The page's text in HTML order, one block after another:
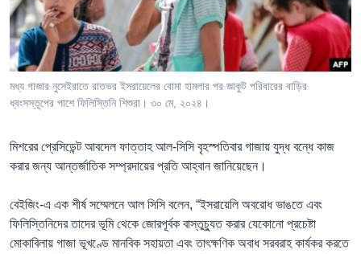
Learning English
FOLLOW US
অন্য ভাষায় ওয়েব সাইট
মধ্য গাজার নুসেইরাতে রাতভর ইসরায়েলের বোমা হামলার পর জাকুট পরিবারের বাড়ির
ধ্বংসস্তূপের পাশে ফিলিস্তিনি শিশুরা। ৩০ মে, ২০২৪।
মিশরের প্রেসিডেন্ট আবদেল ফাত্তাহ আল-সিসি বৃহস্পতিবার গাজায় যুদ্ধ বন্ধে কাজ
করার জন্য আন্তর্জাতিক সম্প্রদায়ের প্রতি আহ্বান জানিয়েছেন।
বেইজিং-এ এক শীর্ষ সম্মেলনে আল সিসি বলেন, “ইসরায়েলি অবরোধ ভাঙতে এবং
ফিলিস্তিনিদের তাদের ভূমি থেকে জোরপূর্বক বাস্তুচ্যুত করার যেকোনো প্রচেষ্টা
মোকাবিলায় গাজা ভূখণ্ডে মানবিক সহায়তা এবং তাৎক্ষণিক অবাধ সরবরাহ কার্যকর করতে